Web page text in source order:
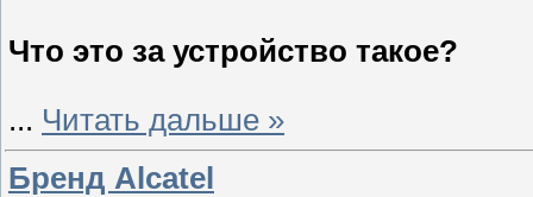
Что это за устройство такое?
... Читать дальше »
Бренд Alcatel